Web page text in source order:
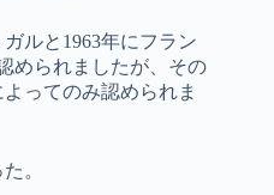
ルと1963年にフラン
められましたが、その
ってのみ認められま
。